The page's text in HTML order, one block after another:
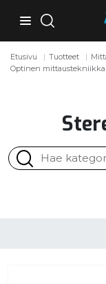
Etusivu Tuotteet
Optinen mittaustekniikka